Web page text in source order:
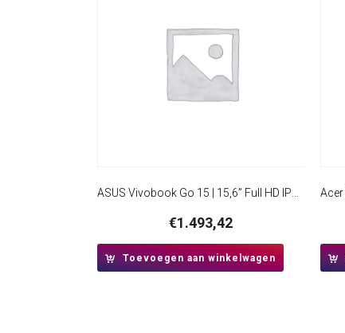
ASUS Vivobook Go 15 | 15,6” Full HD IPS | AMD Ryzen 5 7520U | 8GB DDR5 | 512GB SSD | W11 Pro
€1.493,42
Toevoegen aan winkelwagen